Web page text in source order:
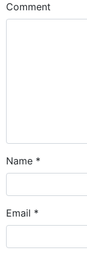
Comment
Name *
Email *